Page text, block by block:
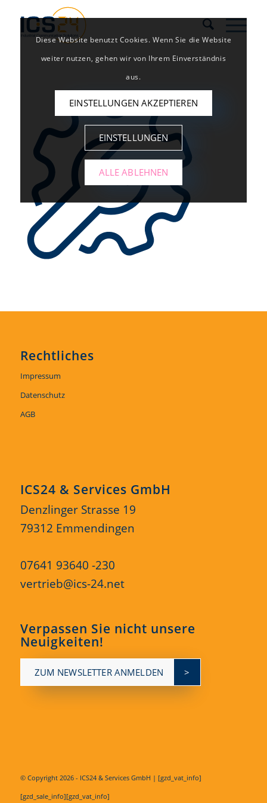
Rechtliches
Impressum
Datenschutz
AGB
ICS24 & Services GmbH
Denzlinger Strasse 19
79312 Emmendingen
07641 93640 -230
vertrieb@ics-24.net
Verpassen Sie nicht unsere
Neuigkeiten!
ZUM NEWSLETTER ANMELDEN
© Copyright 2026 - ICS24 & Services GmbH | [gzd_vat_info]
[gzd_sale_info][gzd_vat_info]
Diese Website benutzt Cookies. Wenn Sie die Website
weiter nutzen, gehen wir von Ihrem Einverständnis
aus.
EINSTELLUNGEN AKZEPTIEREN
EINSTELLUNGEN
ALLE ABLEHNEN